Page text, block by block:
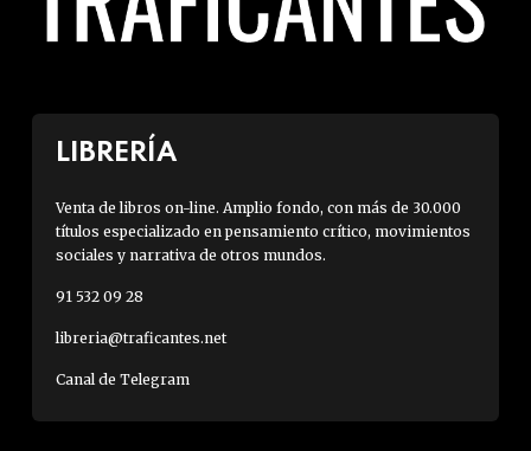
LIBRERÍA
Venta de libros on-line. Amplio fondo, con más de 30.000
títulos especializado en pensamiento crítico, movimientos
sociales y narrativa de otros mundos.
91 532 09 28
libreria@traficantes.net
Canal de Telegram